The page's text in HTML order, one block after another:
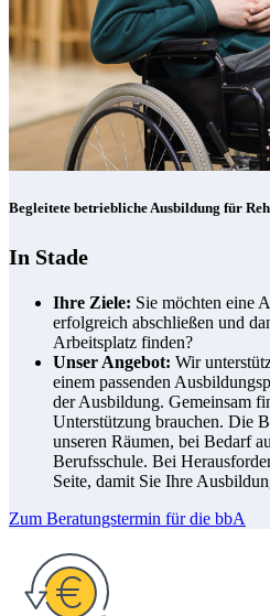
Begleitete betriebliche Ausbildung für
In Stade
Ihre Ziele: Sie möchten eine
erfolgreich abschließen und
Arbeitsplatz finden?
Unser Angebot: Wir
einem passenden
der Ausbildung. Gemeinsam
Unterstützung brauchen. Die
unseren Räumen, bei Bedarf
Berufsschule. Bei
Seite, damit Sie Ihre
Zum Beratungstermin für die bbA